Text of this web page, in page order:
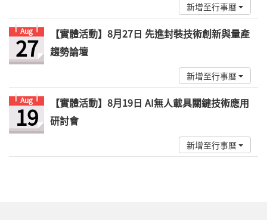
新增至行事曆
Aug
27
【實體活動】8月27日 先進封裝技術創新與量產
趨勢論壇
新增至行事曆
Aug
19
【實體活動】8月19日 AI無人載具關鍵技術應用
研討會
新增至行事曆